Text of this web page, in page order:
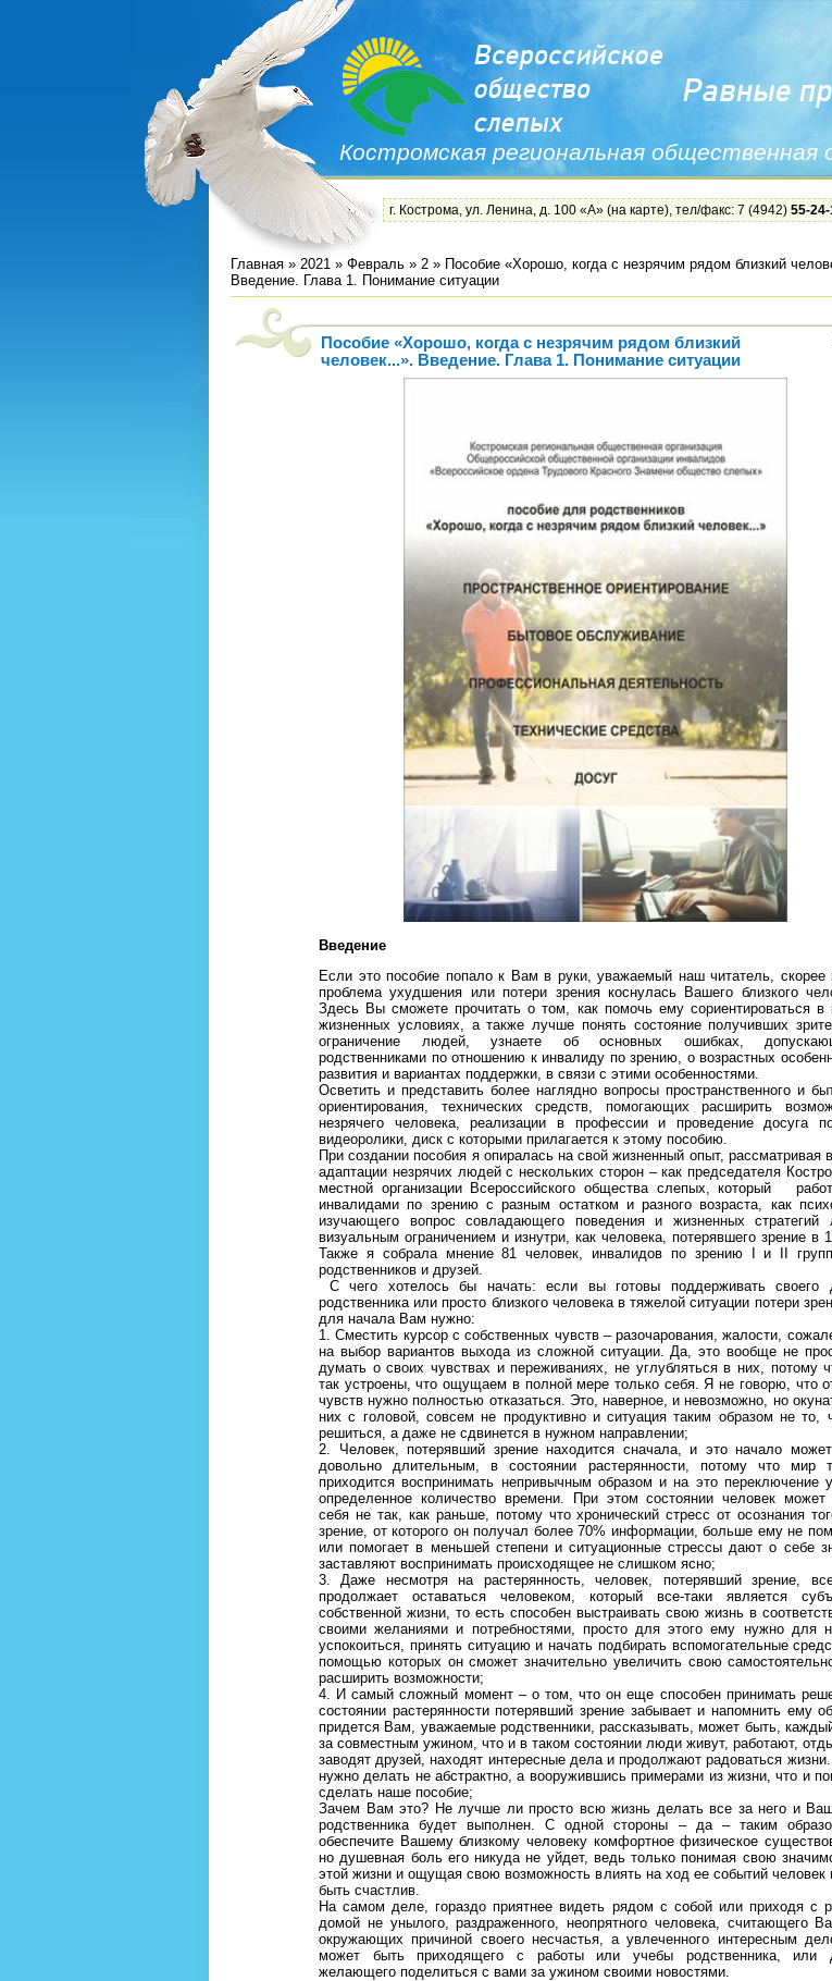
Костромская региональная общественная
г. Кострома, ул. Ленина, д. 100 «А» (на карте), тел/факс: 7 (4942) 55-
Главная » 2021 » Февраль » 2 » Пособие «Хорошо, когда с незрячим рядом близкий
Введение. Глава 1. Понимание ситуации
Пособие «Хорошо, когда с незрячим рядом близкий
человек...». Введение. Глава 1. Понимание ситуации
Введение
Если это пособие попало к Вам в руки, уважаемый наш читатель, скорее
проблема ухудшения или потери зрения коснулась Вашего близкого
Здесь Вы сможете прочитать о том, как помочь ему сориентироваться в
жизненных условиях, а также лучше понять состояние получивших
ограничение людей, узнаете об основных ошибках,
родственниками по отношению к инвалиду по зрению, о возрастных
развития и вариантах поддержки, в связи с этими особенностями.
Осветить и представить более наглядно вопросы пространственного и
ориентирования, технических средств, помогающих расширить
незрячего человека, реализации в профессии и проведение досуга
видеоролики, диск с которыми прилагается к этому пособию.
При создании пособия я опиралась на свой жизненный опыт, рассматривая
адаптации незрячих людей с нескольких сторон – как председателя
местной организации Всероссийского общества слепых, который
инвалидами по зрению с разным остатком и разного возраста, как
изучающего вопрос совладающего поведения и жизненных стратегий
визуальным ограничением и изнутри, как человека, потерявшего зрение в
Также я собрала мнение 81 человек, инвалидов по зрению I и II
родственников и друзей.
С чего хотелось бы начать: если вы готовы поддерживать своего
родственника или просто близкого человека в тяжелой ситуации потери
для начала Вам нужно:
1. Сместить курсор с собственных чувств – разочарования, жалости,
на выбор вариантов выхода из сложной ситуации. Да, это вообще не
думать о своих чувствах и переживаниях, не углубляться в них, потому
так устроены, что ощущаем в полной мере только себя. Я не говорю, что
чувств нужно полностью отказаться. Это, наверное, и невозможно, но
них с головой, совсем не продуктивно и ситуация таким образом не то,
решиться, а даже не сдвинется в нужном направлении;
2. Человек, потерявший зрение находится сначала, и это начало
довольно длительным, в состоянии растерянности, потому что мир
приходится воспринимать непривычным образом и на это переключение
определенное количество времени. При этом состоянии человек может
себя не так, как раньше, потому что хронический стресс от осознания
зрение, от которого он получал более 70% информации, больше ему не
или помогает в меньшей степени и ситуационные стрессы дают о себе
заставляют воспринимать происходящее не слишком ясно;
3. Даже несмотря на растерянность, человек, потерявший зрение,
продолжает оставаться человеком, который все-таки является
собственной жизни, то есть способен выстраивать свою жизнь в
своими желаниями и потребностями, просто для этого ему нужно для
успокоиться, принять ситуацию и начать подбирать вспомогательные
помощью которых он сможет значительно увеличить свою
расширить возможности;
4. И самый сложный момент – о том, что он еще способен принимать
состоянии растерянности потерявший зрение забывает и напомнить ему
придется Вам, уважаемые родственники, рассказывать, может быть,
за совместным ужином, что и в таком состоянии люди живут, работают,
заводят друзей, находят интересные дела и продолжают радоваться
нужно делать не абстрактно, а вооружившись примерами из жизни, что и
сделать наше пособие;
Зачем Вам это? Не лучше ли просто всю жизнь делать все за него и
родственника будет выполнен. С одной стороны – да – таким
обеспечите Вашему близкому человеку комфортное физическое
но душевная боль его никуда не уйдет, ведь только понимая свою
этой жизни и ощущая свою возможность влиять на ход ее событий человек
быть счастлив.
На самом деле, гораздо приятнее видеть рядом с собой или приходя с
домой не унылого, раздраженного, неопрятного человека, считающего
окружающих причиной своего несчастья, а увлеченного интересным
может быть приходящего с работы или учебы родственника, или
желающего поделиться с вами за ужином своими новостями.